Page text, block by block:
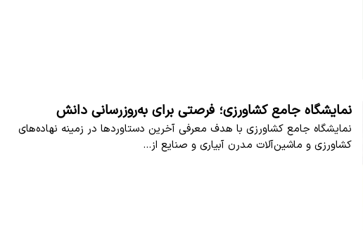
نمایشگاه جامع کشاورزی؛ فرصتی برای به‌روزرسانی دانش
نمایشگاه جامع کشاورزی با هدف معرفی آخرین دستاوردها در زمینه نهاده‌های
کشاورزی و ماشین‌آلات مدرن آبیاری و صنایع از…